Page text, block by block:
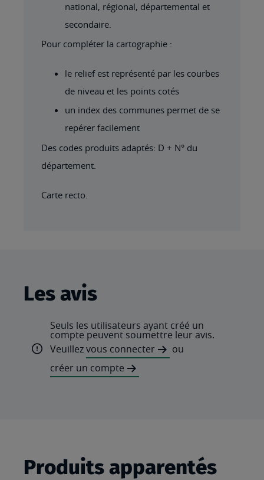
national, régional, départemental et
secondaire.
Pour compléter la cartographie :
le relief est représenté par les courbes
de niveau et les points cotés
un index des communes permet de se
repérer facilement
Des codes produits adaptés: D + N° du
département.
Carte recto.
Les avis
Seuls les utilisateurs ayant créé un
compte peuvent soumettre leur avis.
Veuillezvous connecter
ou
créer un compte
Produits apparentés